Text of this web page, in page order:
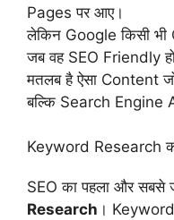
Pages पर आए।
लेकिन Google किसी
जब वह SEO Friendly
मतलब है ऐसा Content
बल्कि Search Engine
Keyword Research
SEO का पहला और सबसे
Research ।